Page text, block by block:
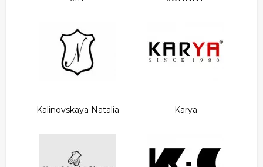
Kalinovskaya Natalia Karya